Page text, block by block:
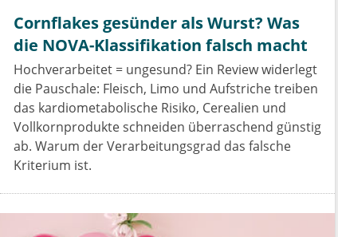
Cornflakes gesünder als Wurst? Was
die NOVA-Klassifikation falsch macht
Hochverarbeitet = ungesund? Ein Review widerlegt
die Pauschale: Fleisch, Limo und Aufstriche treiben
das kardiometabolische Risiko, Cerealien und
Vollkornprodukte schneiden überraschend günstig
ab. Warum der Verarbeitungsgrad das falsche
Kriterium ist.